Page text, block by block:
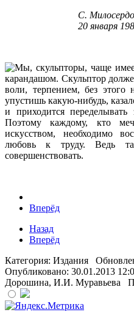
С.
20 января
Мы, скульпторы, чаще
карандашом. Скульптор
воли, терпением, без этого
упустишь какую-нибудь,
и приходится
Поэтому каждому, кто
искусством, необходимо
любовь к труду. Ведь
совершенствовать.
Вперёд
Назад
Вперёд
Категория: Издания
Опубликовано: 30.01.2013
Дорошина, И.И. Муравьева